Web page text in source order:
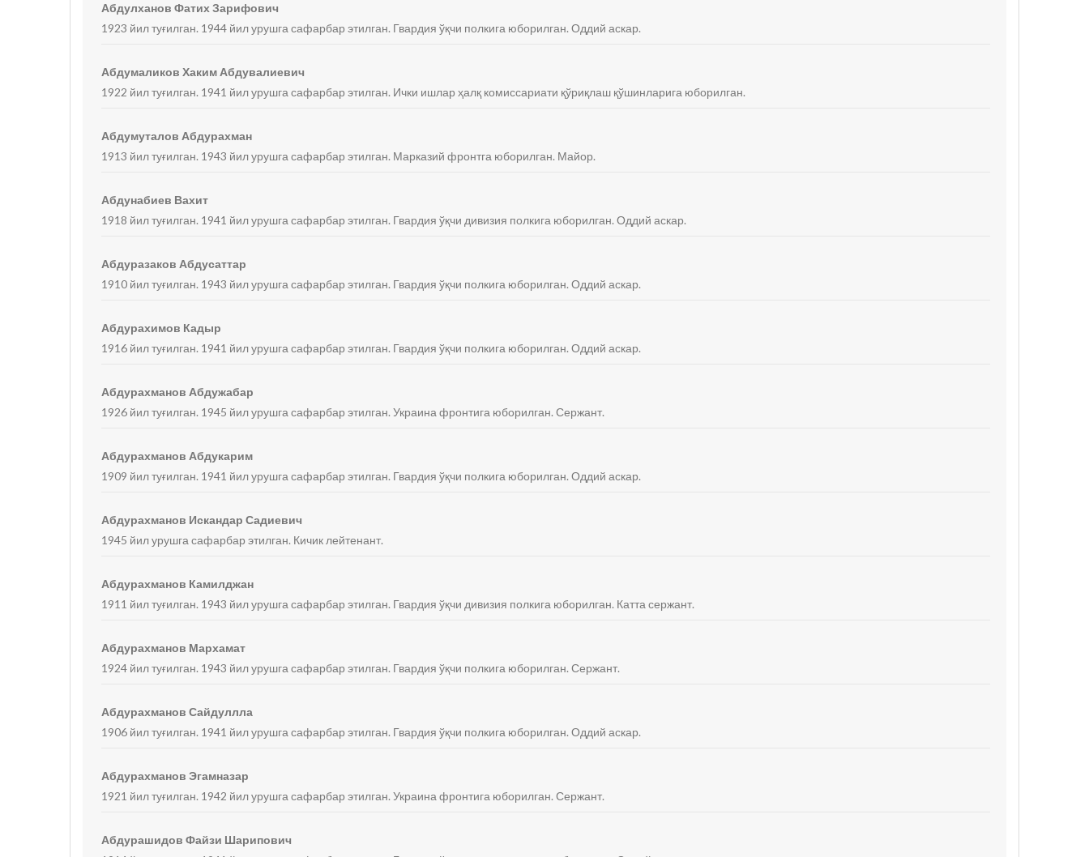
Абдулханов Фатих Зарифович
1923 йил туғилган. 1944 йил урушга сафарбар этилган. Гвардия ўқчи полкига юборилган. Оддий аскар.
Абдумаликов Хаким Абдувалиевич
1922 йил туғилган. 1941 йил урушга сафарбар этилган. Ички ишлар ҳалқ комиссариати қўриқлаш қўшинларига юборилган.
Абдумуталов Абдурахман
1913 йил туғилган. 1943 йил урушга сафарбар этилган. Марказий фронтга юборилган. Майор.
Абдунабиев Вахит
1918 йил туғилган. 1941 йил урушга сафарбар этилган. Гвардия ўқчи дивизия полкига юборилган. Оддий аскар.
Абдуразаков Абдусаттар
1910 йил туғилган. 1943 йил урушга сафарбар этилган. Гвардия ўқчи полкига юборилган. Оддий аскар.
Абдурахимов Кадыр
1916 йил туғилган. 1941 йил урушга сафарбар этилган. Гвардия ўқчи полкига юборилган. Оддий аскар.
Абдурахманов Абдужабар
1926 йил туғилган. 1945 йил урушга сафарбар этилган. Украина фронтига юборилган. Сержант.
Абдурахманов Абдукарим
1909 йил туғилган. 1941 йил урушга сафарбар этилган. Гвардия ўқчи полкига юборилган. Оддий аскар.
Абдурахманов Искандар Садиевич
1945 йил урушга сафарбар этилган. Кичик лейтенант.
Абдурахманов Камилджан
1911 йил туғилган. 1943 йил урушга сафарбар этилган. Гвардия ўқчи дивизия полкига юборилган. Катта сержант.
Абдурахманов Мархамат
1924 йил туғилган. 1943 йил урушга сафарбар этилган. Гвардия ўқчи полкига юборилган. Сержант.
Абдурахманов Сайдуллла
1906 йил туғилган. 1941 йил урушга сафарбар этилган. Гвардия ўқчи полкига юборилган. Оддий аскар.
Абдурахманов Эгамназар
1921 йил туғилган. 1942 йил урушга сафарбар этилган. Украина фронтига юборилган. Сержант.
Абдурашидов Файзи Шарипович